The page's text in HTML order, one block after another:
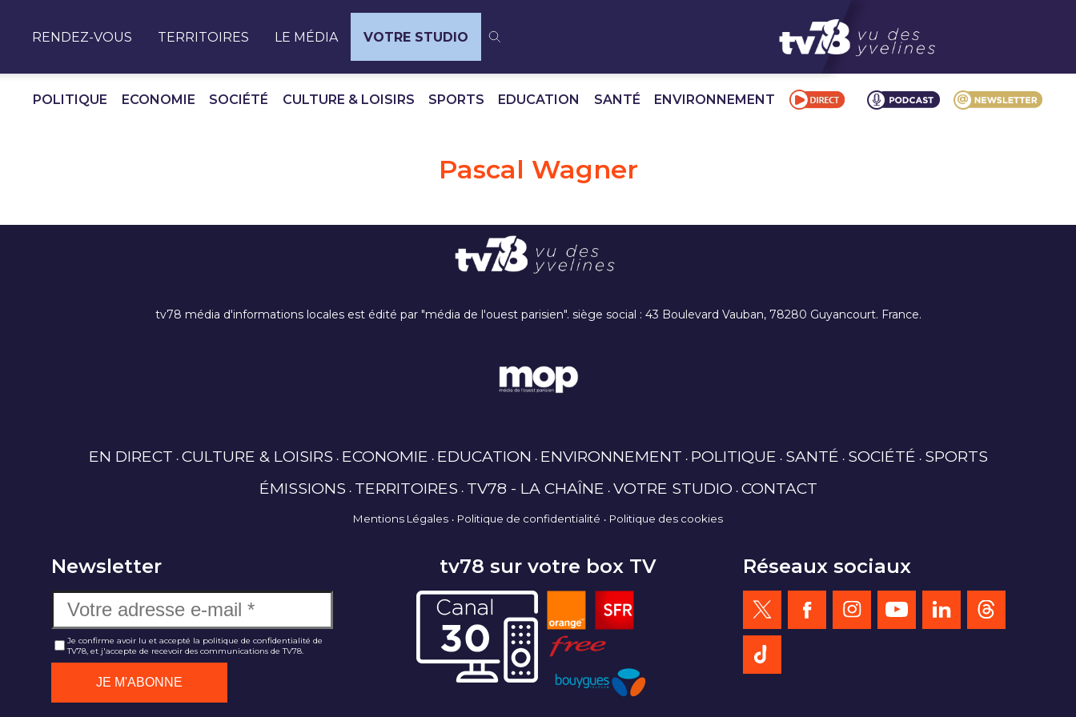
RENDEZ-VOUS TERRITOIRES LE MÉDIA VOTRE STUDIO
POLITIQUE ECONOMIE SOCIÉTÉ CULTURE & LOISIRS SPORTS EDUCATION SANTÉ ENVIRONNEMENT
Pascal Wagner
tv78 média d'informations locales est édité par "média de l'ouest parisien". siège social : 43 Boulevard Vauban, 78280 Guyancourt. France.
EN DIRECT CULTURE & LOISIRS ECONOMIE EDUCATION ENVIRONNEMENT POLITIQUE SANTÉ SOCIÉTÉ SPORTS
ÉMISSIONS TERRITOIRES TV78 - LA CHAÎNE VOTRE STUDIO CONTACT
Mentions Légales Politique de confidentialité Politique des cookies
Newsletter
Je confirme avoir lu et accepté la politique de confidentialité de
TV78, et j'accepte de recevoir des communications de TV78.
tv78 sur votre box TV Réseaux sociaux